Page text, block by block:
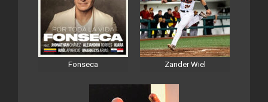
Fonseca Zander Wiel